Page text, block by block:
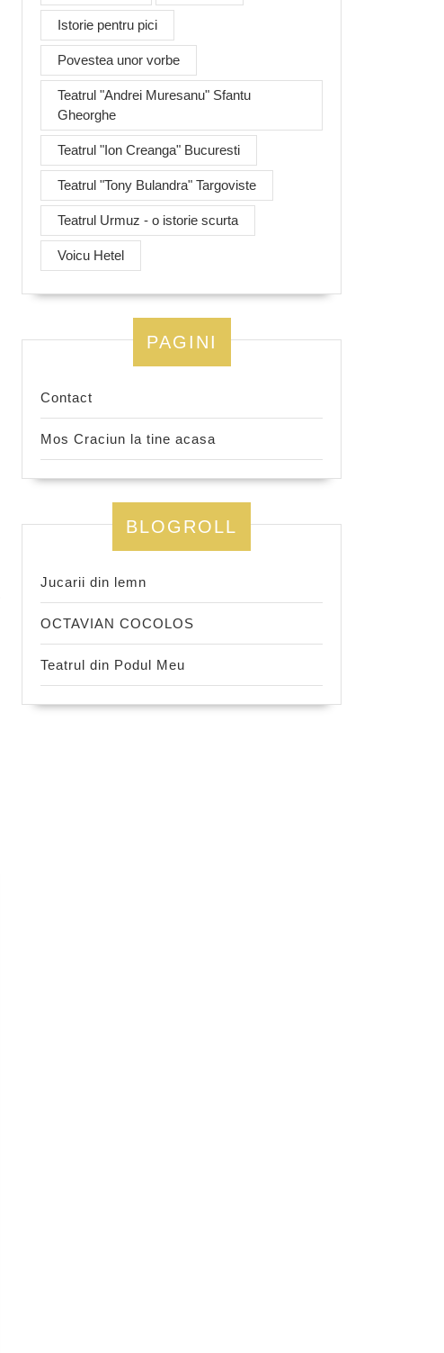
Istorie pentru pici
Povestea unor vorbe
Teatrul "Andrei Muresanu" Sfantu
Gheorghe
Teatrul "Ion Creanga" Bucuresti
Teatrul "Tony Bulandra" Targoviste
Teatrul Urmuz - o istorie scurta
Voicu Hetel
PAGINI
Contact
Mos Craciun la tine acasa
BLOGROLL
Jucarii din lemn
OCTAVIAN COCOLOS
Teatrul din Podul Meu